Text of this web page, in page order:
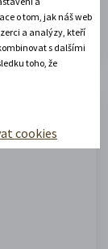
Zjistěte více
a
o tom, jak náš web
a analýzy, kteří
s dalšími
toho, že
cookies